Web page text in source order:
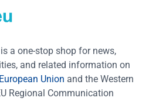
a one-stop shop for news,
and related information on
European Union and the Western
Regional Communication